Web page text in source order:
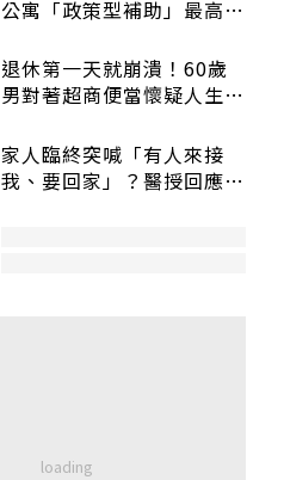
公寓「政策型補助」最高打
退休第一天就崩潰！60歲
男對著超商便當懷疑人生
家人臨終突喊「有人來接
我、要回家」？醫授回應方